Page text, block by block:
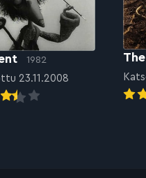
1982
23.11.2008